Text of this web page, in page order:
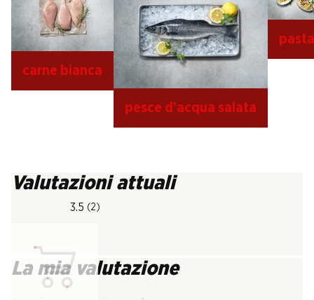
carne bianca
pesce d’acqua salata
pasta
Valutazioni attuali
3.5 (2)
La mia valutazione